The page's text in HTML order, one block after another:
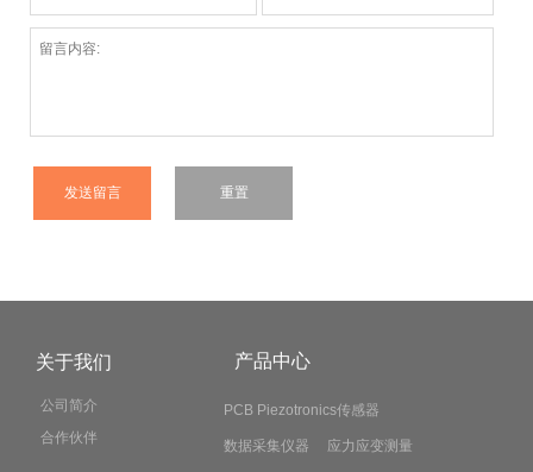
关于我们
公司简介
合作伙伴
产品中心
PCB Piezotronics传感器
数据采集仪器 应力应变测量